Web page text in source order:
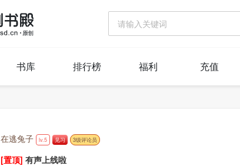
书库 排行榜 福利 充值
在逃兔子 lv.5 见习 3级评论员
[置顶] 有声上线啦